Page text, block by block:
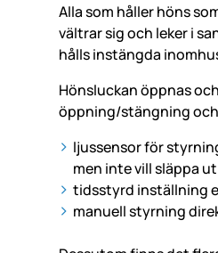
Alla som håller höns
vältrar sig och leker i
hålls instängda
Hönsluckan öppnas
öppning/stängning
ljussensor för
men inte vill släppa
tidsstyrd inställning
manuell styrning